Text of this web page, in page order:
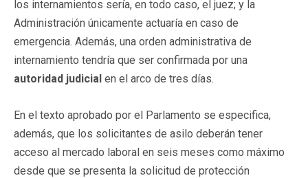
los internamientos sería, en todo caso, el juez; y la
Administración únicamente actuaría en caso de
emergencia. Además, una orden administrativa de
internamiento tendría que ser confirmada por una
autoridad judicial en el arco de tres días.
En el texto aprobado por el Parlamento se especifica,
además, que los solicitantes de asilo deberán tener
acceso al mercado laboral en seis meses como máximo
desde que se presenta la solicitud de protección